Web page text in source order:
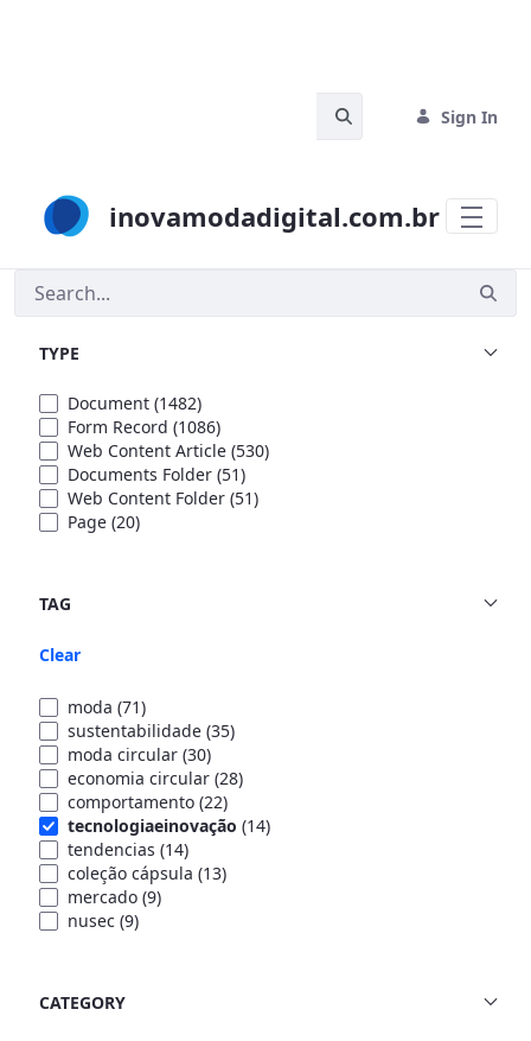
Sign In
inovamodadigital.com.br
Search
TYPE
Document (1482)
Form Record (1086)
Web Content Article (530)
Documents Folder (51)
Web Content Folder (51)
Page (20)
TAG
Clear
moda (71)
sustentabilidade (35)
moda circular (30)
economia circular (28)
comportamento (22)
tecnologiaeinovação (14)
tendencias (14)
coleção cápsula (13)
mercado (9)
nusec (9)
CATEGORY